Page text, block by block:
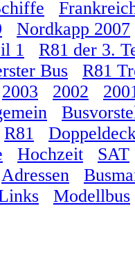
Nordkapp 2007
1
R81 der 3.
Bus
R81
2003 2002
R81
Hochzeit
SAT
Adressen
Modellbus